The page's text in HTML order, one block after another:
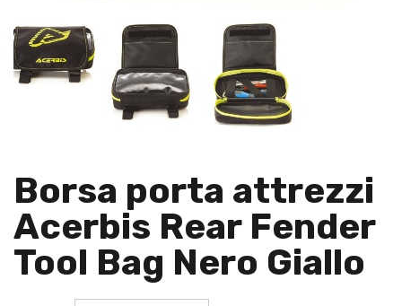
Borsa porta attrezzi
Acerbis Rear Fender
Tool Bag Nero Giallo